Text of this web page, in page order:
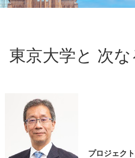
東京大学と 次
プロジェク